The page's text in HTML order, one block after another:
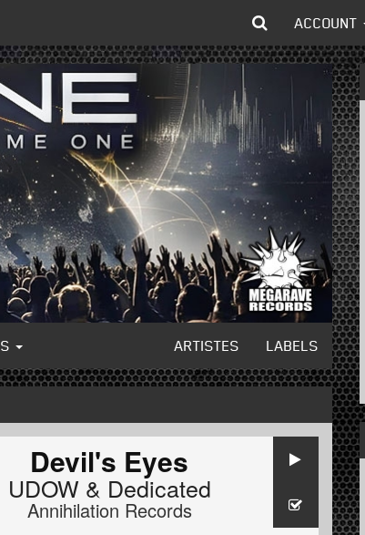
ACCOUNT
ARTISTES LABELS
Devil's Eyes
UDOW & Dedicated
Annihilation Records